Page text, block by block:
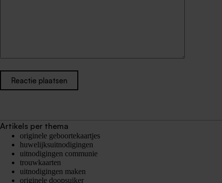
Reactie plaatsen
Artikels per thema
originele geboortekaartjes
huwelijksuitnodigingen
uitnodigingen communie
trouwkaarten
uitnodigingen maken
originele doopsuiker